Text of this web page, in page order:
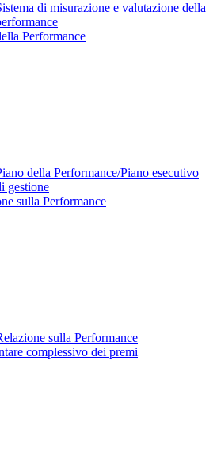
di misurazione e valutazione della
Performance
della Performance/Piano esecutivo
gestione
sulla Performance
sulla Performance
complessivo dei premi